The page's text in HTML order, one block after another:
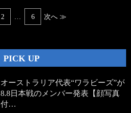
2 6 次へ ≫
PICK UP
オーストラリア代表“ワラビーズ”が
8.8日本戦のメンバー発表【顔写真
付…